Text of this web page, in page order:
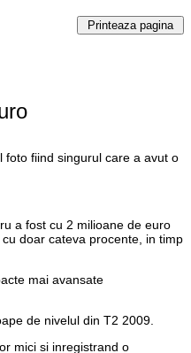
foto fiind singurul care a avut o
a fost cu 2 milioane de euro
doar cateva procente, in timp
mai avansate
de nivelul din T2 2009.
mici si inregistrand o